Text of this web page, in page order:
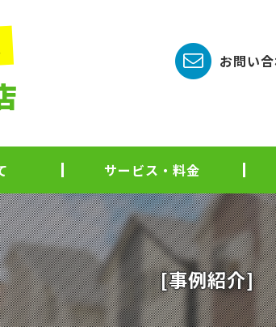
お問い
サービス・料金
[事例紹介]